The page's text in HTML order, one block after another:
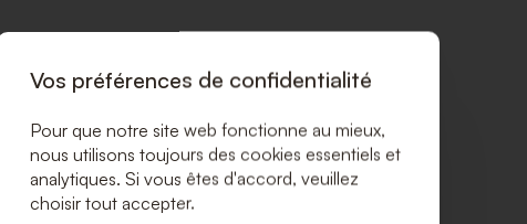
Vos préférences de confidentialité
Pour que notre site web fonctionne au mieux,
nous utilisons toujours des cookies essentiels et
analytiques. Si vous êtes d'accord, veuillez
choisir tout accepter.